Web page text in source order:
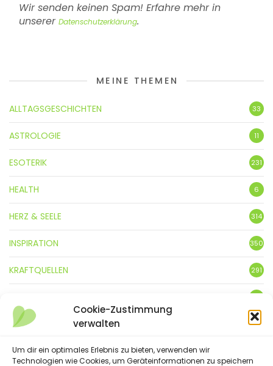
Cookie-Zustimmung
verwalten
Um dir ein optimales Erlebnis zu bieten, verwenden wir
Technologien wie Cookies, um Geräteinformationen zu speichern
Wir senden keinen Spam! Erfahre mehr in
unserer Datenschutzerklärung.
MEINE THEMEN
ALLTAGSGESCHICHTEN 33
ASTROLOGIE 11
ESOTERIK 231
HEALTH 6
HERZ & SEELE 314
INSPIRATION 350
KRAFTQUELLEN 291
LEBENSFREUDE 359
LIFESTYLE